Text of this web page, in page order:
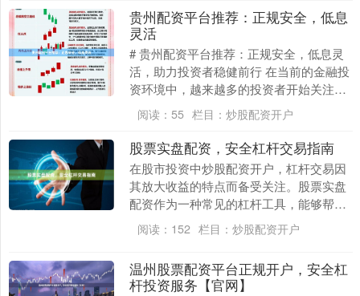
贵州配资平台推荐：正规安全，低息
灵活
# 贵州配资平台推荐：正规安全，低息灵
活，助力投资者稳健前行 在当前的金融投
资环境中，越来越多的投资者开始关注配
资这一杠杆工具。对于贵州地区的投资者
而言，选择一....
阅读： 55 栏目： 炒股配资开户
股票实盘配资，安全杠杆交易指南
在股市投资中炒股配资开户，杠杆交易因
其放大收益的特点而备受关注。股票实盘
配资作为一种常见的杠杆工具，能够帮助
投资者在控制风险的前提下，更高效地参
与市场。然而，安....
阅读： 152 栏目： 炒股配资开户
温州股票配资平台正规开户，安全杠
杆投资服务【官网】